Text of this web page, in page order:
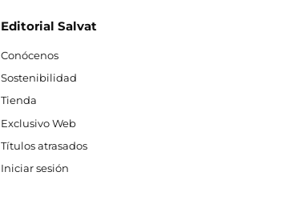
Editorial Salvat
Conócenos
Sostenibilidad
Tienda
Exclusivo Web
Títulos atrasados
Iniciar sesión